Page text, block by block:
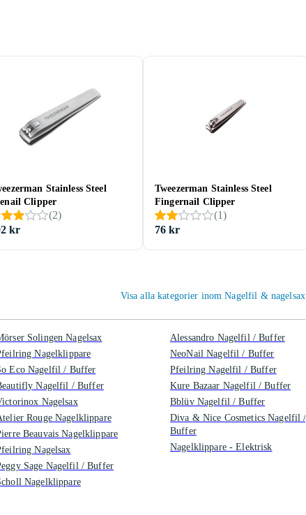
Stainless Steel
Clipper
(2)
kr
Tweezerman Stainless Steel
Fingernail Clipper
(1)
76 kr
Visa alla kategorier inom Nagelfil & nagelsax
Solingen Nagelsax
Nagelklippare
Eco Nagelfil / Buffer
Nagelfil / Buffer
Nagelsax
Rouge Nagelklippare
Beauvais Nagelklippare
Nagelsax
Sage Nagelfil / Buffer
Nagelklippare
Alessandro Nagelfil / Buffer
NeoNail Nagelfil / Buffer
Pfeilring Nagelfil / Buffer
Kure Bazaar Nagelfil / Buffer
Bblüv Nagelfil / Buffer
Diva & Nice Cosmetics Nagelfil /
Buffer
Nagelklippare - Elektrisk